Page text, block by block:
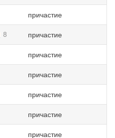
причастие
8 причастие
причастие
причастие
причастие
причастие
причастие